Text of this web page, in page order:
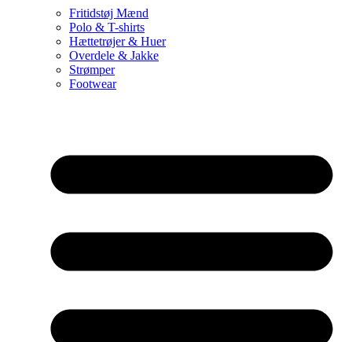
Fritidstøj Mænd
Polo & T-shirts
Hættetrøjer & Huer
Overdele & Jakke
Strømper
Footwear